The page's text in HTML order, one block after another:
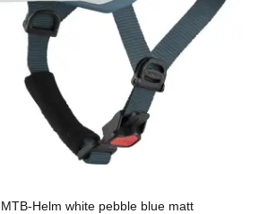
Helm white pebble blue matt